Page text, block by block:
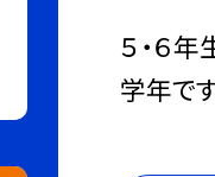
５・６
学年です